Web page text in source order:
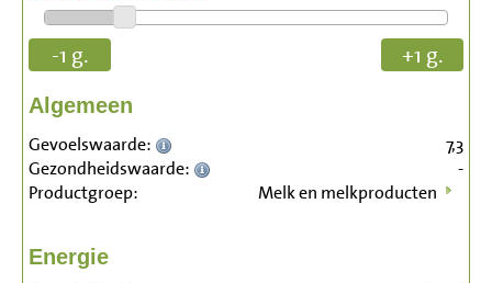
-1 g. +1 g.
Algemeen
Gevoelswaarde:
7,3
Gezondheidswaarde:
-
Productgroep:
Melk en melkproducten
Energie